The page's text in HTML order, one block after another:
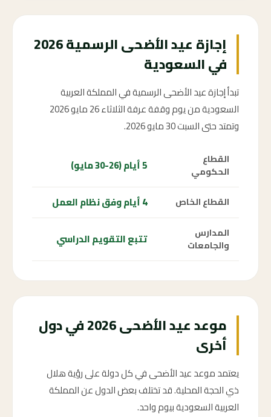
إجازة عيد الأضحى الرسمية 2026
في السعودية
تبدأ إجازة عيد الأضحى الرسمية في المملكة العربية
السعودية من يوم وقفة عرفة الثلاثاء 26 مايو 2026
وتمتد حتى السبت 30 مايو 2026.
القطاع
الحكومي
5 أيام (26-30 مايو)
القطاع الخاص 4 أيام وفق نظام العمل
المدارس
والجامعات
تتبع التقويم الدراسي
موعد عيد الأضحى 2026 في دول
أخرى
يعتمد موعد عيد الأضحى في كل دولة على رؤية هلال
ذي الحجة المحلية. قد تختلف بعض الدول عن المملكة
العربية السعودية بيوم واحد.